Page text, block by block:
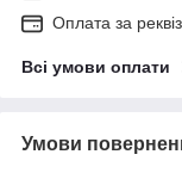
Оплата за
Всі умови оплати
Умови